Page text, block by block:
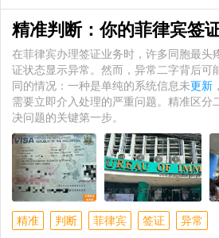
在菲律宾办理签证业务时，许多同胞最头
证状态显示异常。然而，异常二字背后可
同的情况：一种是单纯的系统信息未更新
需要立即介入处理的严重问题。精准区分
决问题的关键第一步。
精准 判断 菲律宾 签证 异常